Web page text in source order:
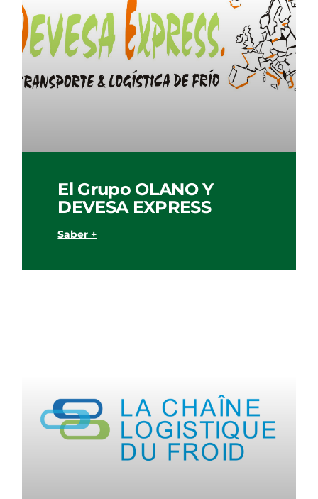
El Grupo OLANO Y
DEVESA EXPRESS
Saber +